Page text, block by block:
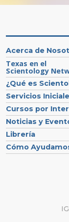
Acerca de
Texas en el
Scientology
¿Qué es
Servicios
Cursos por
Noticias y
Librería
Cómo